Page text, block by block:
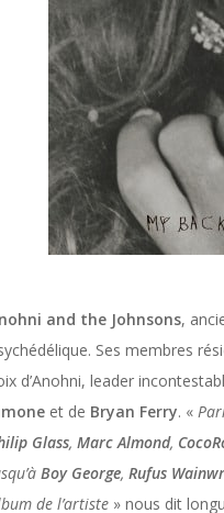
and the Johnsons,
Ses membres
d’Anohni, leader
et de Bryan Ferry. «
Glass, Marc Almond,
Boy George, Rufus
de l’artiste » nous dit